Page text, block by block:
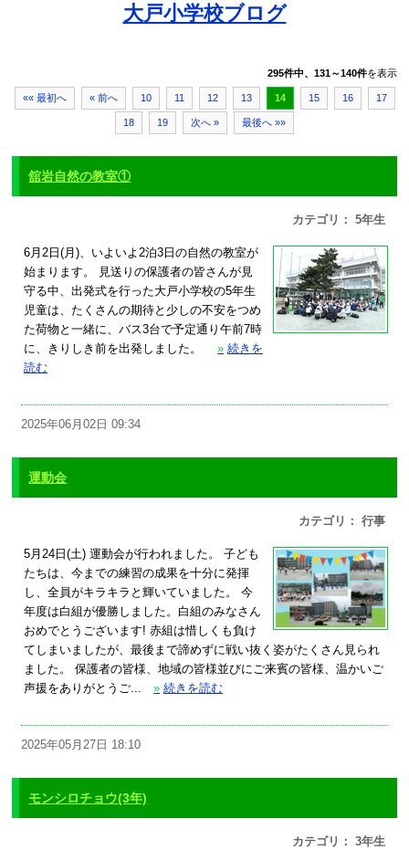
大戸小学校ブログ
295件中、131～140件を表示
«« 最初へ « 前へ 10 11 12 13 14 15 16 17
18 19 次へ » 最後へ »»
舘岩自然の教室①
カテゴリ： 5年生
6月2日(月)、いよいよ2泊3日の自然の教室が
始まります。 見送りの保護者の皆さんが見
守る中、出発式を行った大戸小学校の5年生
児童は、たくさんの期待と少しの不安をつめ
た荷物と一緒に、バス3台で予定通り午前7時
に、きりしき前を出発しました。
» 続きを
読む
2025年06月02日 09:34
運動会
カテゴリ： 行事
5月24日(土) 運動会が行われました。 子ども
たちは、今までの練習の成果を十分に発揮
し、全員がキラキラと輝いていました。 今
年度は白組が優勝しました。白組のみなさん
おめでとうございます! 赤組は惜しくも負け
てしまいましたが、最後まで諦めずに戦い抜く姿がたくさん見られ
ました。 保護者の皆様、地域の皆様並びにご来賓の皆様、温かいご
声援をありがとうご...
» 続きを読む
2025年05月27日 18:10
モンシロチョウ(3年)
カテゴリ： 3年生